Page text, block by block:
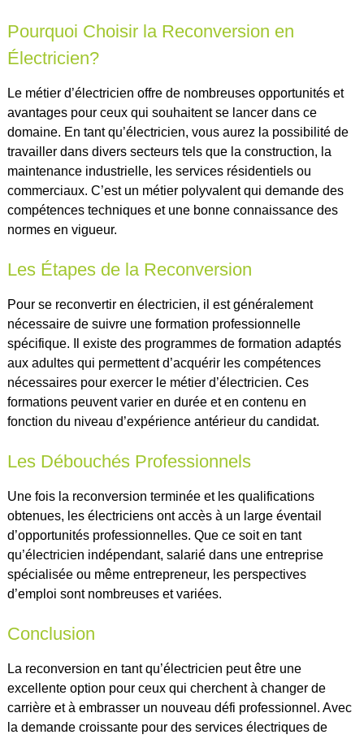
Pourquoi Choisir la Reconversion en
Électricien?
Le métier d’électricien offre de nombreuses opportunités et
avantages pour ceux qui souhaitent se lancer dans ce
domaine. En tant qu’électricien, vous aurez la possibilité de
travailler dans divers secteurs tels que la construction, la
maintenance industrielle, les services résidentiels ou
commerciaux. C’est un métier polyvalent qui demande des
compétences techniques et une bonne connaissance des
normes en vigueur.
Les Étapes de la Reconversion
Pour se reconvertir en électricien, il est généralement
nécessaire de suivre une formation professionnelle
spécifique. Il existe des programmes de formation adaptés
aux adultes qui permettent d’acquérir les compétences
nécessaires pour exercer le métier d’électricien. Ces
formations peuvent varier en durée et en contenu en
fonction du niveau d’expérience antérieur du candidat.
Les Débouchés Professionnels
Une fois la reconversion terminée et les qualifications
obtenues, les électriciens ont accès à un large éventail
d’opportunités professionnelles. Que ce soit en tant
qu’électricien indépendant, salarié dans une entreprise
spécialisée ou même entrepreneur, les perspectives
d’emploi sont nombreuses et variées.
Conclusion
La reconversion en tant qu’électricien peut être une
excellente option pour ceux qui cherchent à changer de
carrière et à embrasser un nouveau défi professionnel. Avec
la demande croissante pour des services électriques de